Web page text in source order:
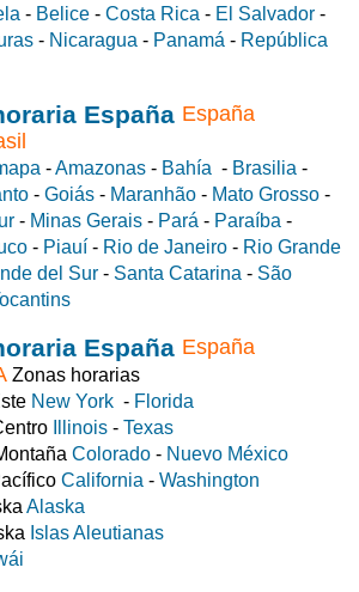
- Belice - Costa Rica - El Salvador -
- Nicaragua - Panamá - República
España
-Amazonas - Bahía - Brasilia -
- Goiás - Maranhão - Mato Grosso -
- Minas Gerais - Pará - Paraíba -
- Piauí - Rio de Janeiro - Rio Grande
del Sur - Santa Catarina - São
España
Zonas horarias
New York - Florida
Illinois - Texas
Colorado - Nuevo México
California - Washington
Alaska
Islas Aleutianas